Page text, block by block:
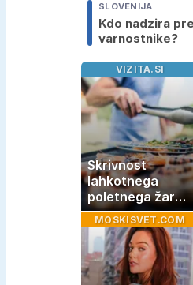
SLOVENIJA
Kdo nadzira
varnostnike?
VIZITA.SI
Skrivnost
lahkotnega
poletnega žara,
po katerem ne
boste
potrebovali
popoldanskega
spanca
MOSKISVET.COM